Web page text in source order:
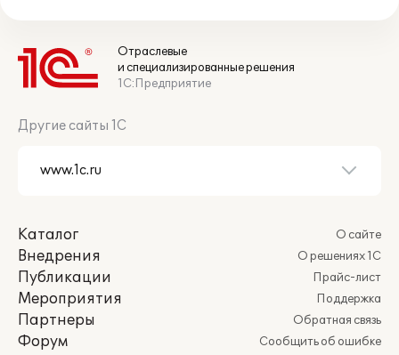
Отраслевые
и специализированные решения
1С:Предприятие
Другие сайты 1С
Каталог
Внедрения
Публикации
Мероприятия
Партнеры
Форум
О сайте
О решениях 1С
Прайс-лист
Поддержка
Обратная связь
Сообщить об ошибке